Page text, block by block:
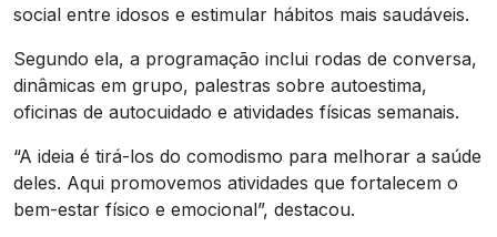
social entre idosos e estimular hábitos mais saudáveis.
Segundo ela, a programação inclui rodas de conversa,
dinâmicas em grupo, palestras sobre autoestima,
oficinas de autocuidado e atividades físicas semanais.
“A ideia é tirá-los do comodismo para melhorar a saúde
deles. Aqui promovemos atividades que fortalecem o
bem-estar físico e emocional”, destacou.